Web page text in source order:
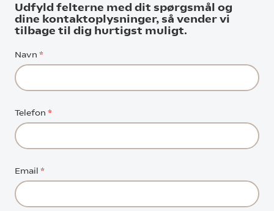
Udfyld felterne med dit spørgsmål og
dine kontaktoplysninger, så vender vi
tilbage til dig hurtigst muligt.
Navn *
Telefon *
Email *